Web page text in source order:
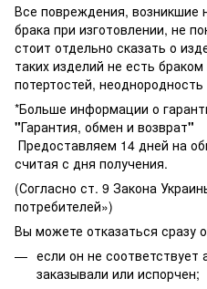
Все повреждения, возникшие
брака при изготовлении, не
стоит отдельно сказать о
таких изделий не есть
потертостей,
*Больше информации о
"Гарантия, обмен и возврат"
Предоставляем 14 дней на
считая с дня получения.
(Согласно ст. 9 Закона
потребителей»)
Вы можете отказаться сразу
если он не соответствует
заказывали или испорчен;